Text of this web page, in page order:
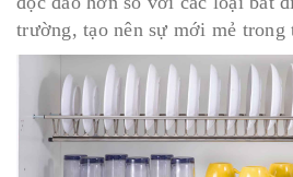
trường, tạo nên sự mới mẻ trong